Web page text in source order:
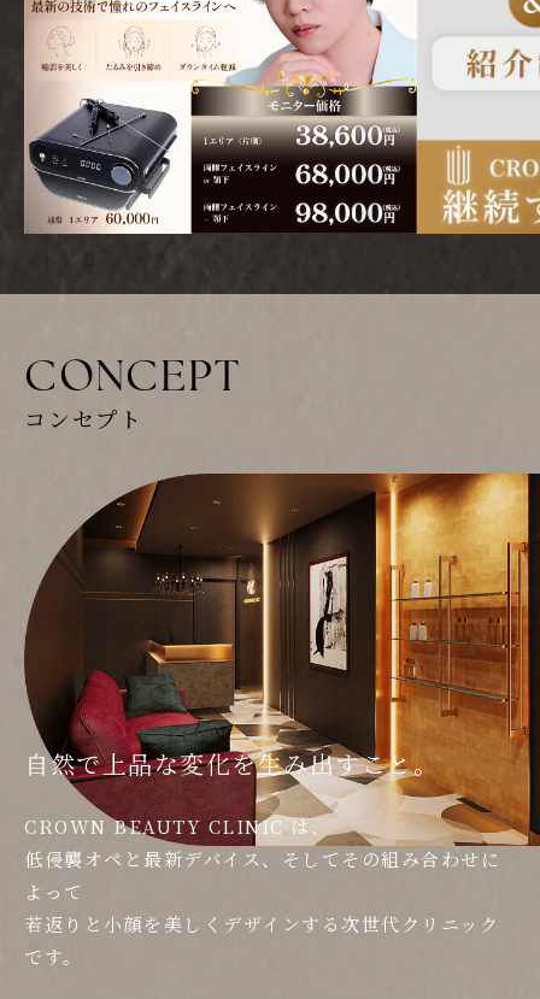
CONCEPT
コンセプト
自然で上品な変化を生み出すこと。
CROWN BEAUTY CLINIC は、
低侵襲オペと最新デバイス、そしてその組み合わせに
よって
若返りと小顔を美しくデザインする次世代クリニック
です。